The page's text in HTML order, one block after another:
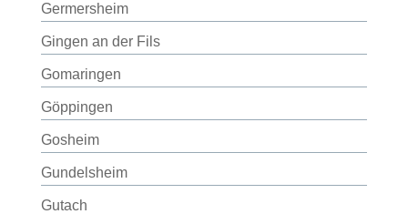
Germersheim
Gingen an der Fils
Gomaringen
Göppingen
Gosheim
Gundelsheim
Gutach